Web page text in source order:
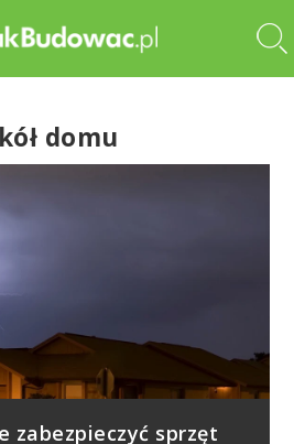
domu
zabezpieczyć sprzęt